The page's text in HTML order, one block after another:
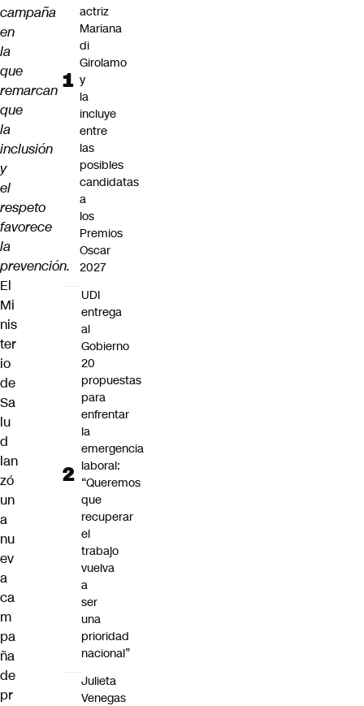
campaña
en
la
que
remarcan
que
la
inclusión
y
el
respeto
favorece
la
prevención.
El
Mi
nis
ter
io
de
Sa
lu
d
lan
zó
un
a
nu
ev
a
ca
m
pa
ña
de
pr
actriz
Mariana
di
Girolamo
y
la
incluye
entre
las
posibles
candidatas
a
los
Premios
Oscar
2027
UDI
entrega
al
Gobierno
20
propuestas
para
enfrentar
la
emergencia
laboral:
“Queremos
que
recuperar
el
trabajo
vuelva
a
ser
una
prioridad
nacional”
Julieta
Venegas